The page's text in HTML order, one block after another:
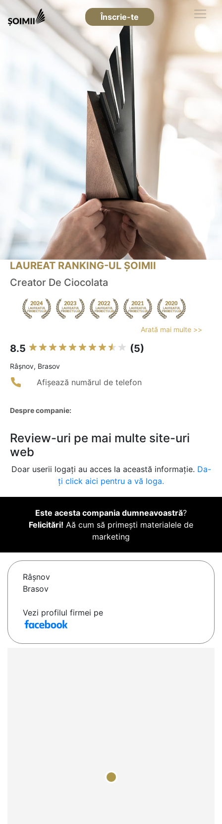
Înscrie-te
LAUREAT RANKING-UL ȘOIMII
Creator De Ciocolata
Arată mai multe >>
8.5 (5)
Râşnov, Brasov
Afișează numărul de telefon
Despre companie:
Review-uri pe mai multe site-uri
web
Doar userii logați au acces la această informație. Da-
ți click aici pentru a vă loga.
Este acesta compania dumneavoastră?
Felicitări! Aă cum să primești materialele de
marketing
Râşnov
Brasov
Vezi profilul firmei pe